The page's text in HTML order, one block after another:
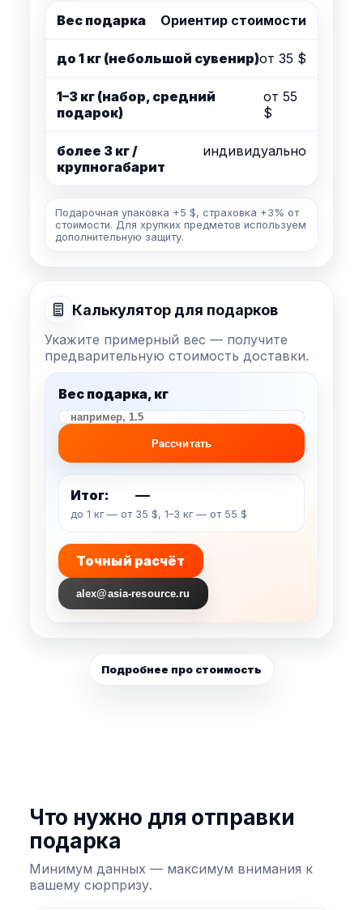
Вес подарка Ориентир стоимости
до 1 кг (небольшой сувенир)от 35 $
1–3 кг (набор, средний
подарок)
от 55
$
более 3 кг /
крупногабарит
индивидуально
Подарочная упаковка +5 $, страховка +3% от
стоимости. Для хрупких предметов используем
дополнительную защиту.
Калькулятор для подарков
Укажите примерный вес — получите
предварительную стоимость доставки.
Вес подарка, кг
Рассчитать
Итог: —
до 1 кг — от 35 $, 1–3 кг — от 55 $
Точный расчёт
alex@asia-resource.ru
Подробнее про стоимость
Что нужно для отправки
подарка
Минимум данных — максимум внимания к
вашему сюрпризу.